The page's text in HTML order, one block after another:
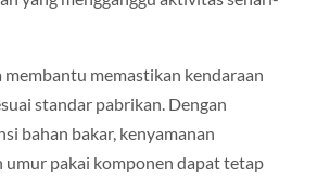
membantu memastikan kendaraan
standar pabrikan. Dengan
bahan bakar, kenyamanan
umur pakai komponen dapat tetap